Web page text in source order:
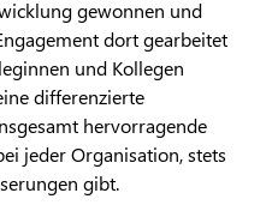
gewonnen und
dort gearbeitet
und Kollegen
differenzierte
hervorragende
jeder Organisation, stets
gibt.